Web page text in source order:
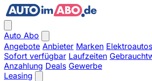
Auto Abo
Angebote Anbieter Marken Elektroautos
Sofort verfügbar Laufzeiten
Anzahlung Deals Gewerbe
Leasing